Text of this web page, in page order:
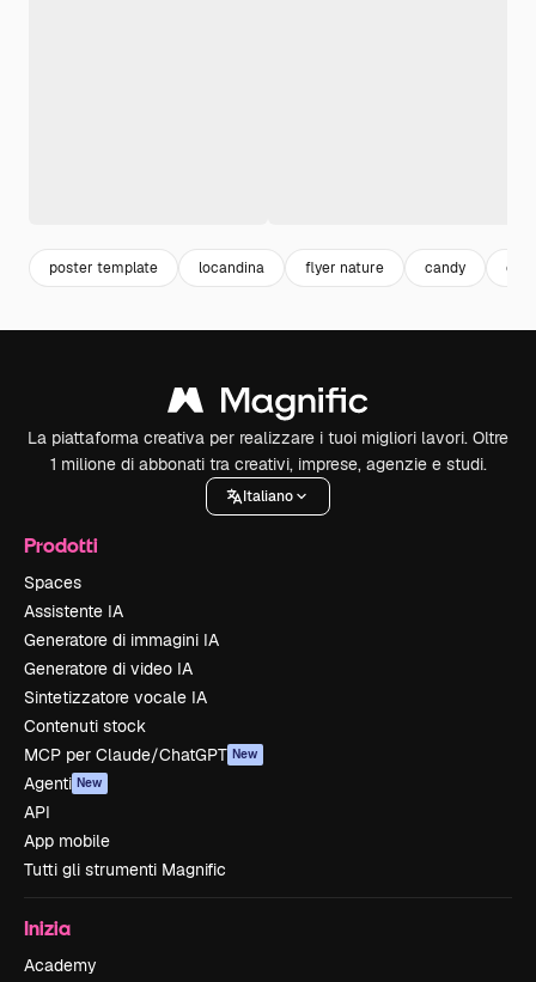
poster template locandina flyer nature candy
La piattaforma creativa per realizzare i tuoi migliori lavori. Oltre
1 milione di abbonati tra creativi, imprese, agenzie e studi.
Italiano
Prodotti
Spaces
Assistente IA
Generatore di immagini IA
Generatore di video IA
Sintetizzatore vocale IA
Contenuti stock
MCP per Claude/ChatGPT New
Agenti New
API
App mobile
Tutti gli strumenti Magnific
Inizia
Academy